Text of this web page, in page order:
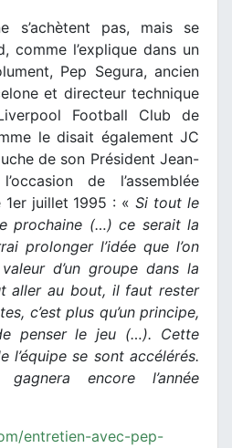
s’achètent pas, mais se
comme l’explique dans un
Pep Segura, ancien
et directeur technique
Football Club de
le disait également JC
de son Président Jean-
de l’assemblée
1er juillet 1995 : «Si tout le
prochaine (…) ce serait la
prolonger l’idée que l’on
d’un groupe dans la
aller au bout, il faut rester
c’est plus qu’un principe,
penser le jeu (…). Cette
l’équipe se sont accélérés.
encore l’année
entretien-avec-pep-